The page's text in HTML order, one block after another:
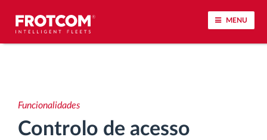
MENU
Funcionalidades
Controlo de acesso